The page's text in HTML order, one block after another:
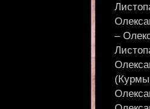
–